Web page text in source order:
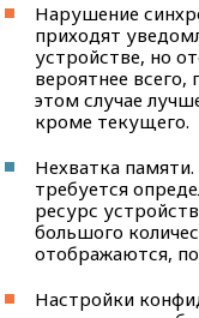
Нарушение
приходят
устройстве, но
вероятнее всего,
этом случае
кроме текущего.
Нехватка
требуется
ресурс
большого
отображаются,
Настройки